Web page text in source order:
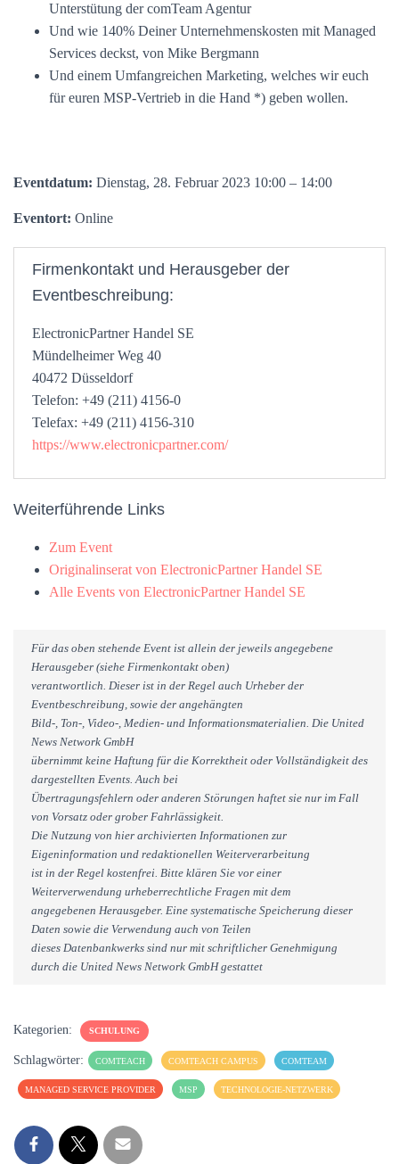
Unterstütung der comTeam Agentur
Und wie 140% Deiner Unternehmenskosten mit Managed
Services deckst, von Mike Bergmann
Und einem Umfangreichen Marketing, welches wir euch
für euren MSP-Vertrieb in die Hand *) geben wollen.
Eventdatum: Dienstag, 28. Februar 2023 10:00 – 14:00
Eventort: Online
Firmenkontakt und Herausgeber der
Eventbeschreibung:
ElectronicPartner Handel SE
Mündelheimer Weg 40
40472 Düsseldorf
Telefon: +49 (211) 4156-0
Telefax: +49 (211) 4156-310
https://www.electronicpartner.com/
Weiterführende Links
Zum Event
Originalinserat von ElectronicPartner Handel SE
Alle Events von ElectronicPartner Handel SE
Für das oben stehende Event ist allein der jeweils angegebene
Herausgeber (siehe Firmenkontakt oben)
verantwortlich. Dieser ist in der Regel auch Urheber der
Eventbeschreibung, sowie der angehängten
Bild-, Ton-, Video-, Medien- und Informationsmaterialien. Die United
News Network GmbH
übernimmt keine Haftung für die Korrektheit oder Vollständigkeit des
dargestellten Events. Auch bei
Übertragungsfehlern oder anderen Störungen haftet sie nur im Fall
von Vorsatz oder grober Fahrlässigkeit.
Die Nutzung von hier archivierten Informationen zur
Eigeninformation und redaktionellen Weiterverarbeitung
ist in der Regel kostenfrei. Bitte klären Sie vor einer
Weiterverwendung urheberrechtliche Fragen mit dem
angegebenen Herausgeber. Eine systematische Speicherung dieser
Daten sowie die Verwendung auch von Teilen
dieses Datenbankwerks sind nur mit schriftlicher Genehmigung
durch die United News Network GmbH gestattet
Kategorien: SCHULUNG
Schlagwörter: COMTEACH COMTEACH CAMPUS COMTEAM
MANAGED SERVICE PROVIDER MSP TECHNOLOGIE-NETZWERK